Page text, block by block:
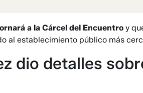
a la Cárcel del Encuentro y
al establecimiento público más
dio detalles